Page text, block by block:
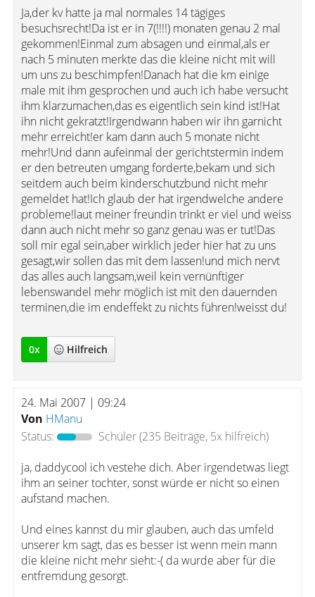
Ja,der kv hatte ja mal normales 14 tägiges
besuchsrecht!Da ist er in 7(!!!!) monaten genau 2 mal
gekommen!Einmal zum absagen und einmal,als er
nach 5 minuten merkte das die kleine nicht mit will
um uns zu beschimpfen!Danach hat die km einige
male mit ihm gesprochen und auch ich habe versucht
ihm klarzumachen,das es eigentlich sein kind ist!Hat
ihn nicht gekratzt!Irgendwann haben wir ihn garnicht
mehr erreicht!er kam dann auch 5 monate nicht
mehr!Und dann aufeinmal der gerichtstermin indem
er den betreuten umgang forderte,bekam und sich
seitdem auch beim kinderschutzbund nicht mehr
gemeldet hat!Ich glaub der hat irgendwelche andere
probleme!laut meiner freundin trinkt er viel und weiss
dann auch nicht mehr so ganz genau was er tut!Das
soll mir egal sein,aber wirklich jeder hier hat zu uns
gesagt,wir sollen das mit dem lassen!und mich nervt
das alles auch langsam,weil kein vernünftiger
lebenswandel mehr möglich ist mit den dauernden
terminen,die im endeffekt zu nichts führen!weisst du!
0x Hilfreich
24. Mai 2007 | 09:24
Von HManu
Status:
Schüler(235 Beiträge, 5x hilfreich)
ja, daddycool ich vestehe dich. Aber irgendetwas liegt
ihm an seiner tochter, sonst würde er nicht so einen
aufstand machen.
Und eines kannst du mir glauben, auch das umfeld
unserer km sagt, das es besser ist wenn mein mann
die kleine nicht mehr sieht:-( da wurde aber für die
entfremdung gesorgt.